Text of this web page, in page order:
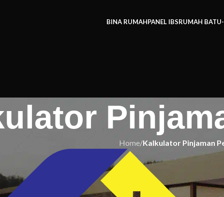
BINA RUMAHPANEL IBSRUMAH
Home/Kalkulator Pinjaman